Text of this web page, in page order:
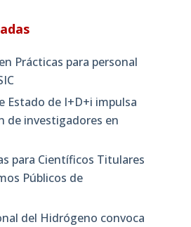
Prácticas para personal
Estado de I+D+i impulsa
de investigadores en
para Científicos Titulares
Públicos de
del Hidrógeno convoca